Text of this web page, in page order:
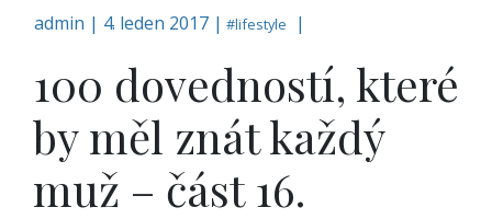
admin | 4. leden 2017 |#lifestyle |
100 dovedností, které
by měl znát každý
muž – část 16.